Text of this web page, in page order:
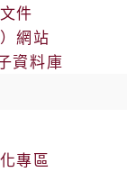
件
網站
資料庫
專區